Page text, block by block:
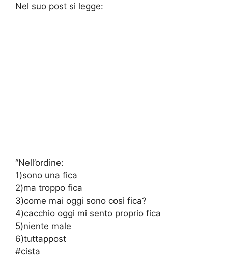
Nel suo post si legge:
“Nell’ordine:
1)sono una fica
2)ma troppo fica
3)come mai oggi sono così fica?
4)cacchio oggi mi sento proprio fica
5)niente male
6)tuttappost
#cista